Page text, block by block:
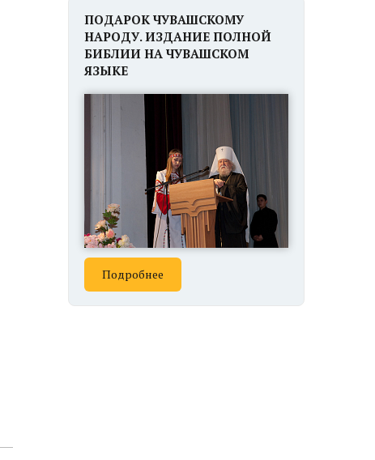
ПОДАРОК ЧУВАШСКОМУ
НАРОДУ. ИЗДАНИЕ ПОЛНОЙ
БИБЛИИ НА ЧУВАШСКОМ
ЯЗЫКЕ
Подробнее